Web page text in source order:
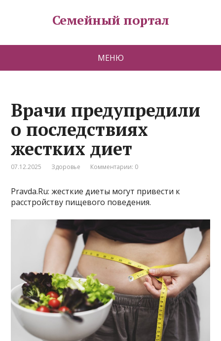
Семейный портал
МЕНЮ
Врачи предупредили
о последствиях
жестких диет
07.12.2025 Здоровье Комментарии: 0
Pravda.Ru: жесткие диеты могут привести к
расстройству пищевого поведения.